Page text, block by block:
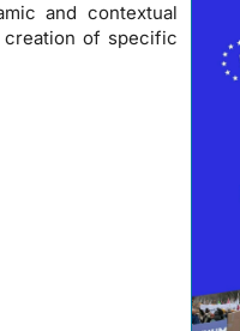
and contextual
of specific